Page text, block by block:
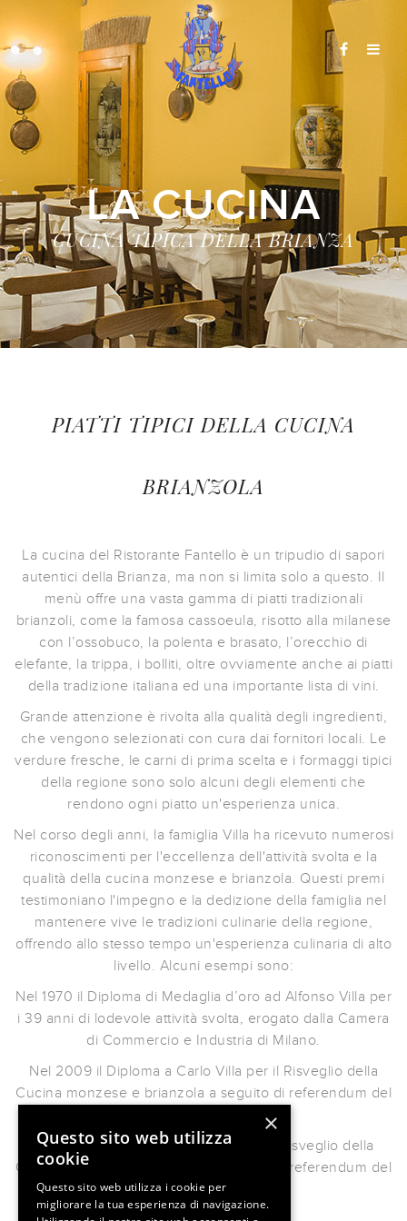
LA CUCINA
CUCINA TIPICA DELLA BRIANZA
PIATTI TIPICI DELLA CUCINA
BRIANZOLA
La cucina del Ristorante Fantello è un tripudio di sapori
autentici della Brianza, ma non si limita solo a questo. Il
menù offre una vasta gamma di piatti tradizionali
brianzoli, come la famosa cassoeula, risotto alla milanese
con l’ossobuco, la polenta e brasato, l’orecchio di
elefante, la trippa, i bolliti, oltre ovviamente anche ai piatti
della tradizione italiana ed una importante lista di vini.
Grande attenzione è rivolta alla qualità degli ingredienti,
che vengono selezionati con cura dai fornitori locali. Le
verdure fresche, le carni di prima scelta e i formaggi tipici
della regione sono solo alcuni degli elementi che
rendono ogni piatto un'esperienza unica.
Nel corso degli anni, la famiglia Villa ha ricevuto numerosi
riconoscimenti per l'eccellenza dell'attività svolta e la
qualità della cucina monzese e brianzola. Questi premi
testimoniano l'impegno e la dedizione della famiglia nel
mantenere vive le tradizioni culinarie della regione,
offrendo allo stesso tempo un'esperienza culinaria di alto
livello. Alcuni esempi sono:
Nel 1970 il Diploma di Medaglia d’oro ad Alfonso Villa per
i 39 anni di lodevole attività svolta, erogato dalla Camera
di Commercio e Industria di Milano.
Nel 2009 il Diploma a Carlo Villa per il Risveglio della
Cucina monzese e brianzola a seguito di referendum del
Comune di Monza.
Nel 2011 il Diploma a Carlo Villa per il Risveglio della
Cucina monzese e brianzola a seguito di referendum del
Comune di Monza.
×
Questo sito web utilizza
cookie
Questo sito web utilizza i cookie per
migliorare la tua esperienza di navigazione.